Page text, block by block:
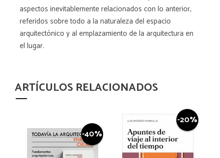
aspectos inevitablemente relacionados con lo anterior,
referidos sobre todo a la naturaleza del espacio
arquitectónico y al emplazamiento de la arquitectura en
el lugar.
ARTÍCULOS RELACIONADOS
-40%
-20%